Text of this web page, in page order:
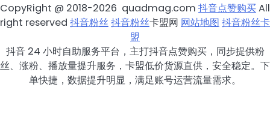
CopyRight @ 2018-2026 quadmag.com 抖音点赞购买All
right reserved 抖音粉丝抖音粉丝卡盟网 网站地图 抖音粉丝卡
盟
抖音 24 小时自助服务平台，主打抖音点赞购买，同步提供粉
丝、涨粉、播放量提升服务，卡盟低价货源直供，安全稳定。下
单快捷，数据提升明显，满足账号运营流量需求。